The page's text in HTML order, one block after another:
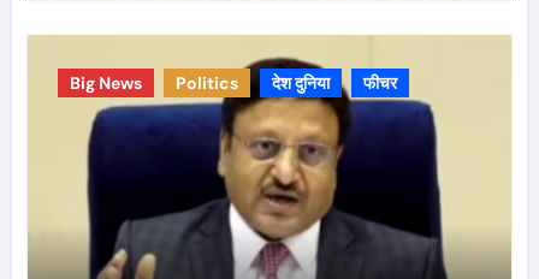
Big News Politics देश दुनिया फीचर